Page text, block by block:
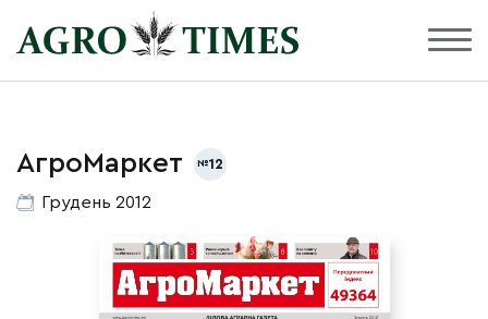
АгроМаркет 12
Грудень 2012